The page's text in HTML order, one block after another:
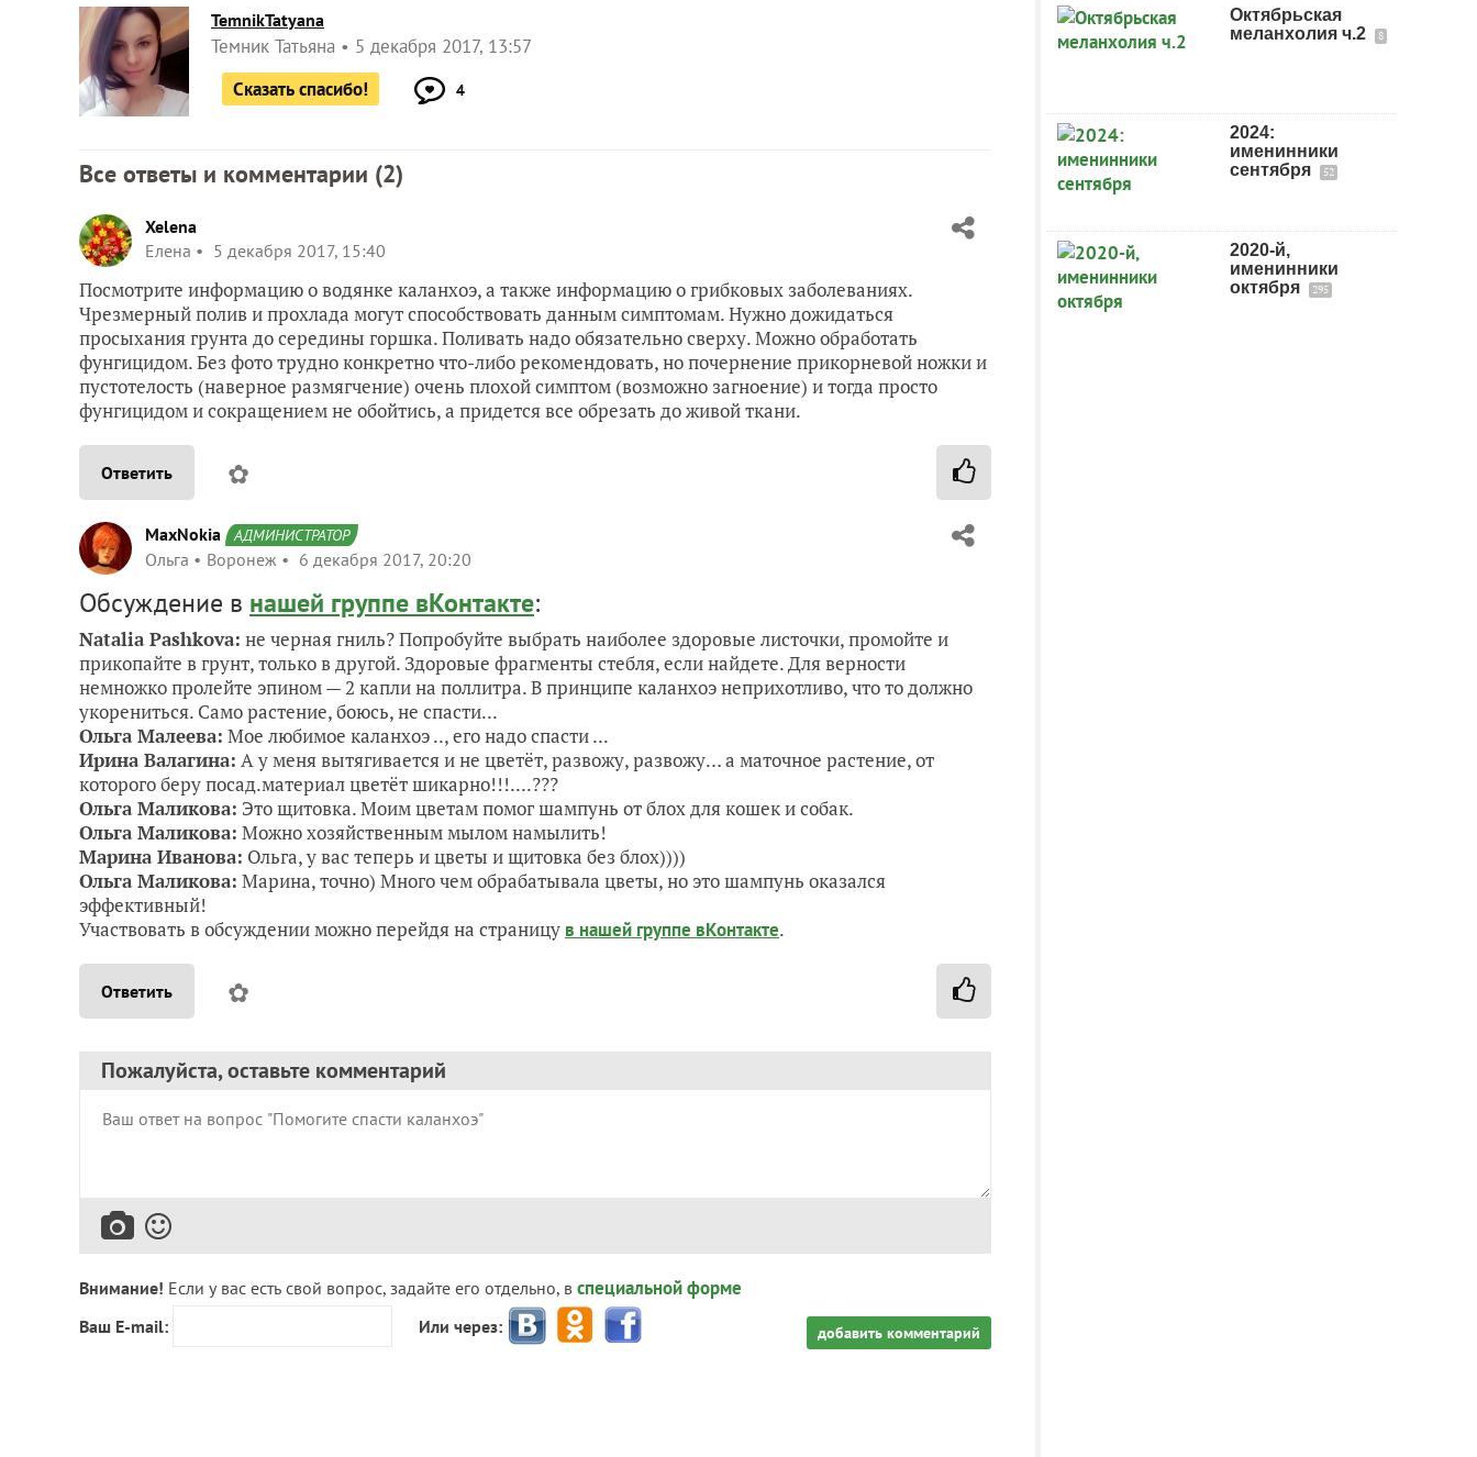
TemnikTatyana
Темник Татьяна
5 декабря 2017, 13:57
Сказать спасибо!
4
Все ответы и комментарии (2)
Xelena
Елена
5 декабря 2017, 15:40
Посмотрите информацию о водянке каланхоэ, а также информацию о грибковых заболеваниях.
Чрезмерный полив и прохлада могут способствовать данным симптомам. Нужно дожидаться
просыхания грунта до середины горшка. Поливать надо обязательно сверху. Можно обработать
фунгицидом. Без фото трудно конкретно что-либо рекомендовать, но почернение прикорневой ножки и
пустотелость (наверное размягчение) очень плохой симптом (возможно загноение) и тогда просто
фунгицидом и сокращением не обойтись, а придется все обрезать до живой ткани.
Ответить ✿
MaxNokia АДМИНИСТРАТОР
Ольга Воронеж 6 декабря 2017, 20:20
Обсуждение в нашей группе вКонтакте:
Natalia Pashkova: не черная гниль? Попробуйте выбрать наиболее здоровые листочки, промойте и
прикопайте в грунт, только в другой. Здоровые фрагменты стебля, если найдете. Для верности
немножко пролейте эпином — 2 капли на поллитра. В принципе каланхоэ неприхотливо, что то должно
укорениться. Само растение, боюсь, не спасти...
Ольга Малеева: Мое любимое каланхоэ .., его надо спасти ...
Ирина Валагина: А у меня вытягивается и не цветёт, развожу, развожу… а маточное растение, от
которого беру посад.материал цветёт шикарно!!!....???
Ольга Маликова: Это щитовка. Моим цветам помог шампунь от блох для кошек и собак.
Ольга Маликова: Можно хозяйственным мылом намылить!
Марина Иванова: Ольга, у вас теперь и цветы и щитовка без блох))))
Ольга Маликова: Марина, точно) Много чем обрабатывала цветы, но это шампунь оказался
эффективный!
Участвовать в обсуждении можно перейдя на страницу в нашей группе вКонтакте.
Ответить ✿
Пожалуйста, оставьте комментарий
Внимание! Если у вас есть свой вопрос, задайте его отдельно, в специальной форме
Ваш E-mail: Или через: добавить комментарий
Октябрьская
меланхолия ч.2
8
2024:
именинники
сентября
52
2020-й,
именинники
октября
295